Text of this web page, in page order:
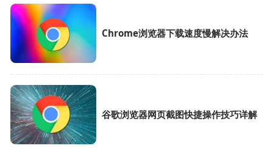
Chrome浏览器下载速度慢解决办法
谷歌浏览器网页截图快捷操作技巧详解